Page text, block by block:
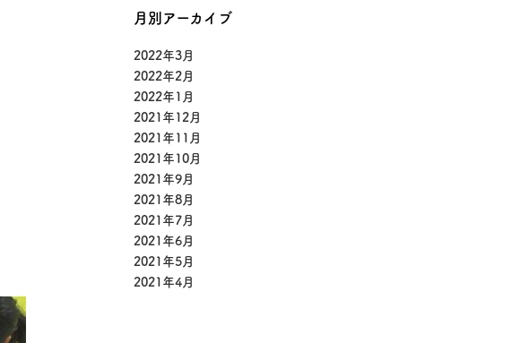
月別アーカイブ
2022年3月
2022年2月
2022年1月
2021年12月
2021年11月
2021年10月
2021年9月
2021年8月
2021年7月
2021年6月
2021年5月
2021年4月